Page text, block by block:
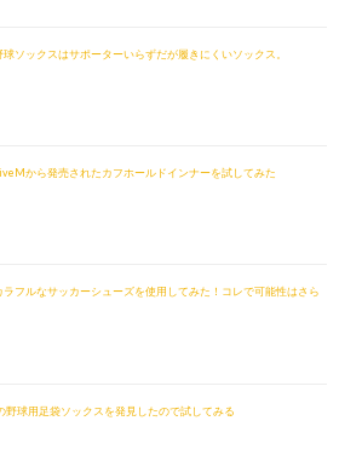
球ソックスはサポーターいらずだが履きにくいソックス。
から発売されたカフホールドインナーを試してみた
フルなサッカーシューズを使用してみた！コレで可能性はさら
野球用足袋ソックスを発見したので試してみる